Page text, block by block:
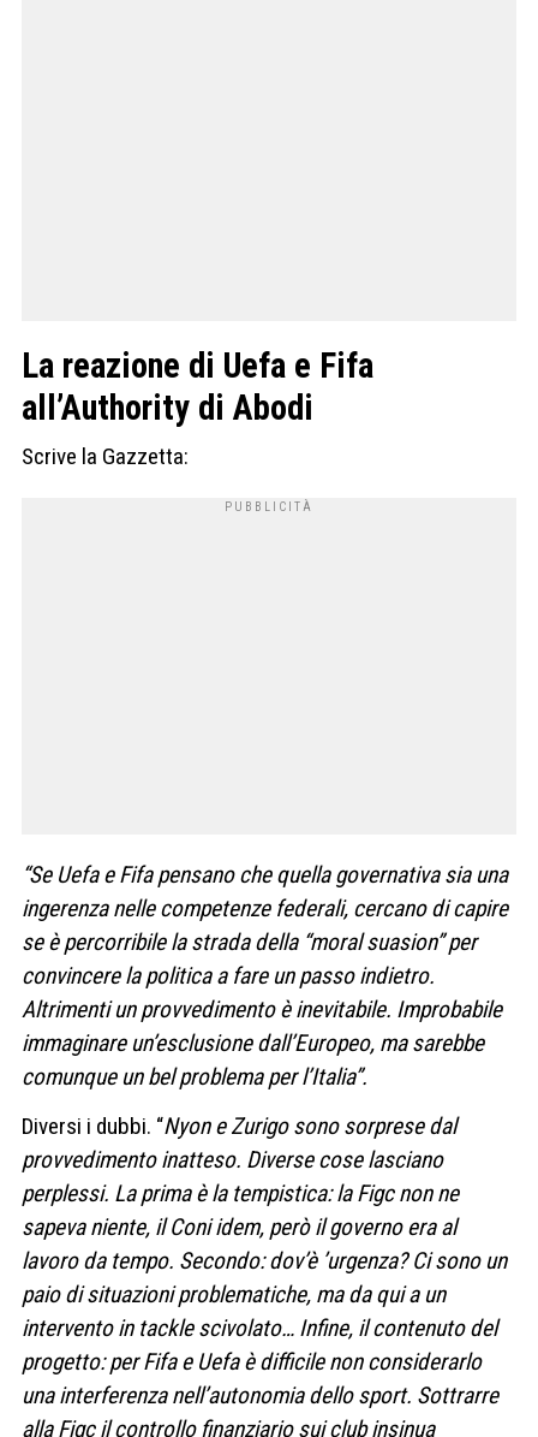
La reazione di Uefa e Fifa
all’Authority di Abodi
Scrive la Gazzetta:
“Se Uefa e Fifa pensano che quella governativa sia una
ingerenza nelle competenze federali, cercano di capire
se è percorribile la strada della “moral suasion” per
convincere la politica a fare un passo indietro.
Altrimenti un provvedimento è inevitabile. Improbabile
immaginare un’esclusione dall’Europeo, ma sarebbe
comunque un bel problema per l’Italia”.
Diversi i dubbi. “Nyon e Zurigo sono sorprese dal
provvedimento inatteso. Diverse cose lasciano
perplessi. La prima è la tempistica: la Figc non ne
sapeva niente, il Coni idem, però il governo era al
lavoro da tempo. Secondo: dov’è ’urgenza? Ci sono un
paio di situazioni problematiche, ma da qui a un
intervento in tackle scivolato… Infine, il contenuto del
progetto: per Fifa e Uefa è difficile non considerarlo
una interferenza nell’autonomia dello sport. Sottrarre
alla Figc il controllo finanziario sui club insinua